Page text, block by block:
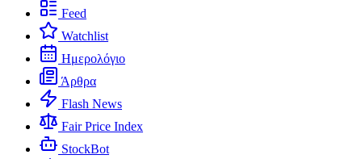
Feed
Watchlist
Ημερολόγιο
Άρθρα
Flash News
Fair Price Index
StockBot